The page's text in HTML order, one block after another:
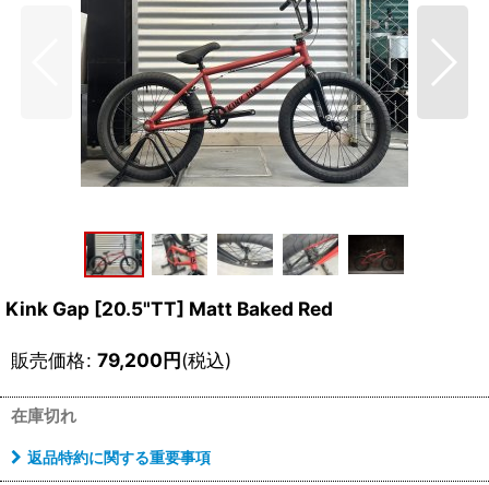
Kink Gap [20.5"TT] Matt Baked Red
販売価格: 79,200円(税込)
在庫切れ
返品特約に関する重要事項